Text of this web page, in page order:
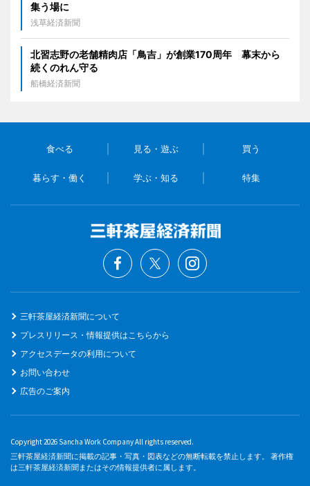
集う場に
浅草経済新聞
北習志野の老舗精肉店「鳥吉」が創業170周年 幕末から
続くのれん守る
船橋経済新聞
食べる 見る・遊ぶ 買う
暮らす・働く 学ぶ・知る 特集
三軒茶屋経済新聞について
プレスリリース・情報提供はこちらから
アクセスデータの利用について
お問い合わせ
広告のご案内
Copyright 2026 Sancha Work Company All rights reserved.
三軒茶屋経済新聞に掲載の記事・写真・図表などの無断転載を禁止します。 著作権
は三軒茶屋経済新聞またはその情報提供者に属します。